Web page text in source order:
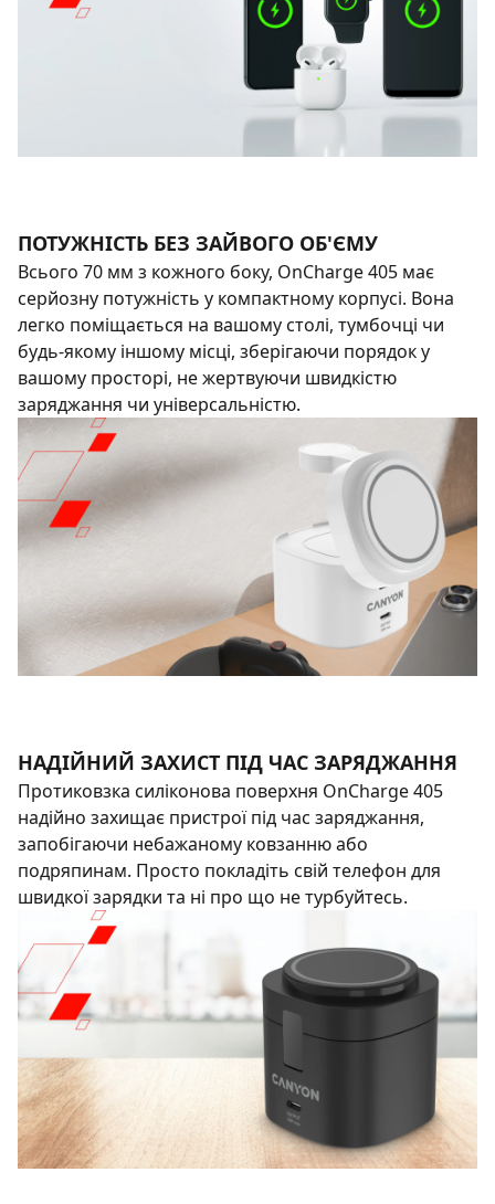
ПОТУЖНІСТЬ БЕЗ ЗАЙВОГО ОБ'ЄМУ
Всього 70 мм з кожного боку, OnCharge 405 має
серйозну потужність у компактному корпусі. Вона
легко поміщається на вашому столі, тумбочці чи
будь-якому іншому місці, зберігаючи порядок у
вашому просторі, не жертвуючи швидкістю
заряджання чи універсальністю.
НАДІЙНИЙ ЗАХИСТ ПІД ЧАС ЗАРЯДЖАННЯ
Протиковзка силіконова поверхня OnCharge 405
надійно захищає пристрої під час заряджання,
запобігаючи небажаному ковзанню або
подряпинам. Просто покладіть свій телефон для
швидкої зарядки та ні про що не турбуйтесь.